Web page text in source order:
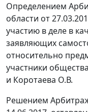
Определением
области от
участию в деле в
заявляющих
относительно
участники
и Коротаева О.В.
Решением